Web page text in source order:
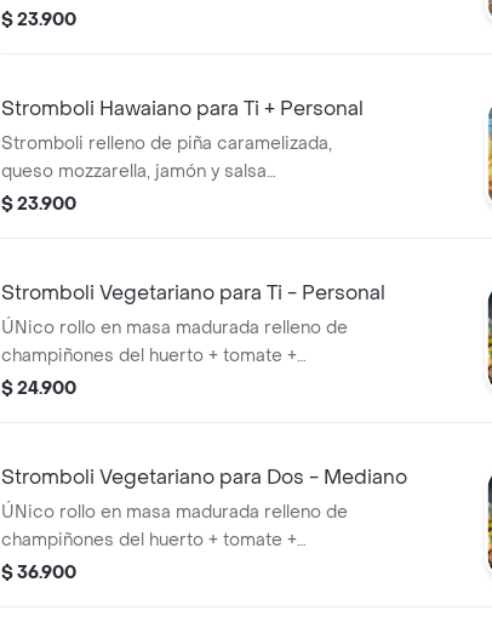
autentica + salsa napolitana pietres +
$ 23.900
Stromboli Hawaiano para Ti + Personal
Stromboli relleno de piña caramelizada,
queso mozzarella, jamón y salsa
napolitana, en masa madurada y
$ 23.900
Stromboli Vegetariano para Ti - Personal
ÚNico rollo en masa madurada relleno de
champiñones del huerto + tomate +
cebolla en julianas roja + orégano en
aceituna.
$ 24.900
Stromboli Vegetariano para Dos - Mediano
ÚNico rollo en masa madurada relleno de
champiñones del huerto + tomate +
cebolla en julianas roja + orégano en
$ 36.900